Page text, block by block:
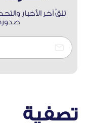
تلقَّ آخر الأخبار
تصفية